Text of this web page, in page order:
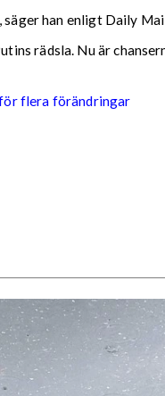
säger han enligt Daily
rädsla. Nu är
flera förändringar